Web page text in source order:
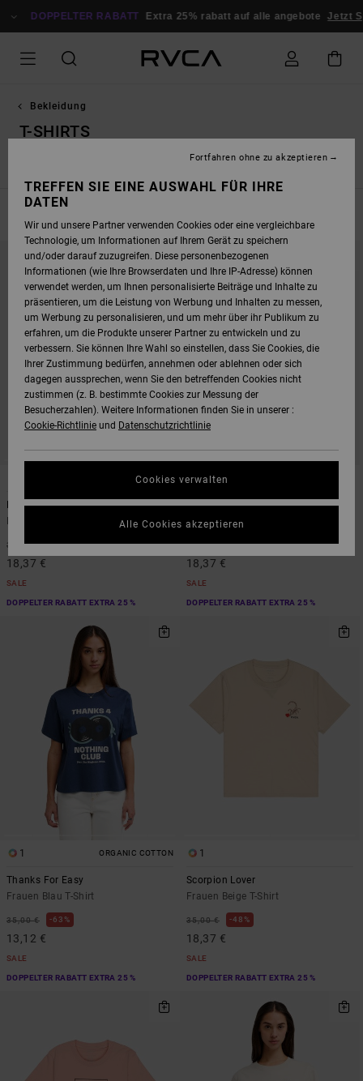
ZURDOPPELTER RABATT Extra 25% rabatt auf alle angebote Jetzt
Bekleidung
T-SHIRTS
DIREKT
FILTERKRITERIEN
ÜBERSPRINGEN
FILTERN
Move On
35,00 € 48%
18,37 €
SALE
DOPPELTER RABATT EXTRA 25 %
1
Isla Cami
Frauen Blau Top
35,00 € 48%
18,37 €
SALE
DOPPELTER RABATT EXTRA 25 %
1 ORGANIC COTTON
Thanks For Easy
Frauen Blau T-Shirt
35,00 € 63%
13,12 €
SALE
DOPPELTER RABATT EXTRA 25 %
1
Scorpion Lover
Frauen Beige T-Shirt
35,00 € 48%
18,37 €
SALE
DOPPELTER RABATT EXTRA 25 %
TREFFEN SIE EINE AUSWAHL FÜR IHRE
DATEN
Wir und unsere Partner verwenden Cookies oder eine vergleichbare
Technologie, um Informationen auf Ihrem Gerät zu speichern
und/oder darauf zuzugreifen. Diese personenbezogenen
Informationen (wie Ihre Browserdaten und Ihre IP-Adresse) können
verwendet werden, um Ihnen personalisierte Beiträge und Inhalte zu
präsentieren, um die Leistung von Werbung und Inhalten zu messen,
um Werbung zu personalisieren, und um mehr über ihr Publikum zu
erfahren, um die Produkte unserer Partner zu entwickeln und zu
verbessern. Sie können Ihre Wahl so einstellen, dass Sie Cookies, die
Ihrer Zustimmung bedürfen, annehmen oder ablehnen oder sich
dagegen aussprechen, wenn Sie den betreffenden Cookies nicht
zustimmen (z. B. bestimmte Cookies zur Messung der
Besucherzahlen). Weitere Informationen finden Sie in unserer :
Cookie-Richtlinie und Datenschutzrichtlinie
Cookies verwalten
Fortfahren ohne zu akzeptieren
Alle Cookies akzeptieren